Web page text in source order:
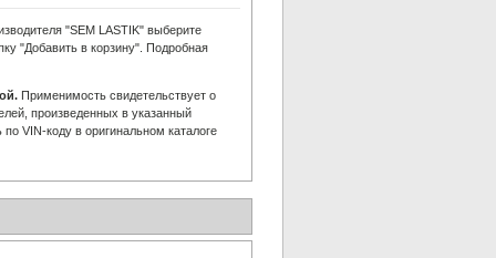
"SEM LASTIK" выберите
"Добавить в корзину". Подробная
Применимость свидетельствует о
произведенных в указанный
VIN-коду в оригинальном каталоге